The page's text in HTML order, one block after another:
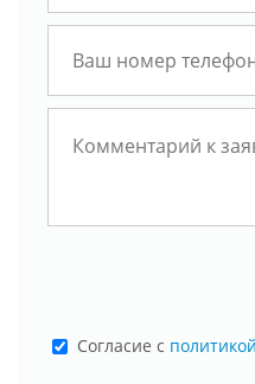
Cогласие с